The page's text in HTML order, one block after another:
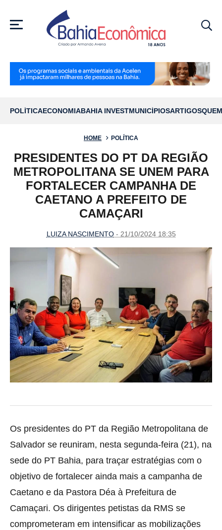
MENU
POLÍTICAECONOMIABAHIA INVESTMUNICÍPIOSARTIGOS
HOME POLÍTICA
PRESIDENTES DO PT DA REGIÃO
METROPOLITANA SE UNEM PARA
FORTALECER CAMPANHA DE
CAETANO A PREFEITO DE
CAMAÇARI
LUIZA NASCIMENTO- 21/10/2024 18:35
Os presidentes do PT da Região Metropolitana de
Salvador se reuniram, nesta segunda-feira (21), na
sede do PT Bahia, para traçar estratégias com o
objetivo de fortalecer ainda mais a campanha de
Caetano e da Pastora Déa à Prefeitura de
Camaçari. Os dirigentes petistas da RMS se
comprometeram em intensificar as mobilizações